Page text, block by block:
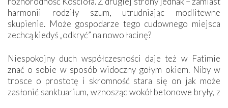
harmonii rodziły szum, utrudniając modlitewne
skupienie. Może gospodarze tego cudownego miejsca
zechcą kiedyś „odkryć” na nowo łacinę?
Niespokojny duch współczesności daje też w Fatimie
znać o sobie w sposób widoczny gołym okiem. Niby w
trosce o prostotę i skromność stara się on jak może
zasłonić sanktuarium, wznosząc wokół betonowe bryły, z